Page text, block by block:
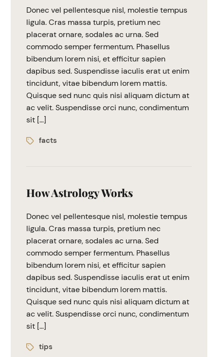
Donec vel pellentesque nisl, molestie tempus
ligula. Cras massa turpis, pretium nec
placerat ornare, sodales ac urna. Sed
commodo semper fermentum. Phasellus
bibendum lorem nisi, et efficitur sapien
dapibus sed. Suspendisse iaculis erat ut enim
tincidunt, vitae bibendum lorem mattis.
Quisque sed nunc quis nisi aliquam dictum at
ac velit. Suspendisse orci nunc, condimentum
sit […]
facts
How Astrology Works
Donec vel pellentesque nisl, molestie tempus
ligula. Cras massa turpis, pretium nec
placerat ornare, sodales ac urna. Sed
commodo semper fermentum. Phasellus
bibendum lorem nisi, et efficitur sapien
dapibus sed. Suspendisse iaculis erat ut enim
tincidunt, vitae bibendum lorem mattis.
Quisque sed nunc quis nisi aliquam dictum at
ac velit. Suspendisse orci nunc, condimentum
sit […]
tips